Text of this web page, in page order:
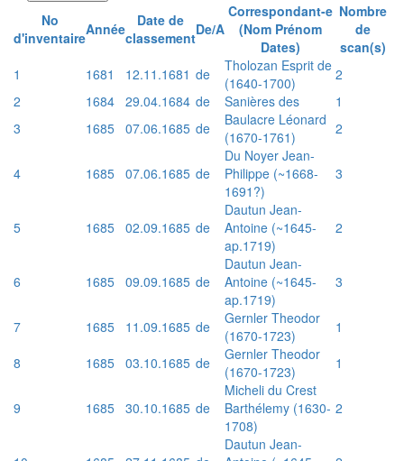
No
d'inventaireAnnée
Date de
classementDe/A
Correspondant-e
(Nom Prénom
Dates)
Nombre
de
scan(s)
1
1681 12.11.1681 de
Tholozan Esprit de
(1640-1700)
2
2
1684 29.04.1684 de Sanières des
1
3
1685 07.06.1685 de
Baulacre Léonard
(1670-1761)
2
4 1685 07.06.1685 de
Du Noyer Jean-
Philippe (~1668-
1691?)
3
5 1685 02.09.1685 de
Dautun Jean-
Antoine (~1645-
ap.1719)
2
6 1685 09.09.1685 de
Dautun Jean-
Antoine (~1645-
ap.1719)
3
7 1685 11.09.1685 de
Gernler Theodor
(1670-1723)
1
8
1685 03.10.1685 de
Gernler Theodor
(1670-1723)
1
9 1685 30.10.1685 de
Micheli du Crest
Barthélemy (1630-
1708)
2
Dautun Jean-